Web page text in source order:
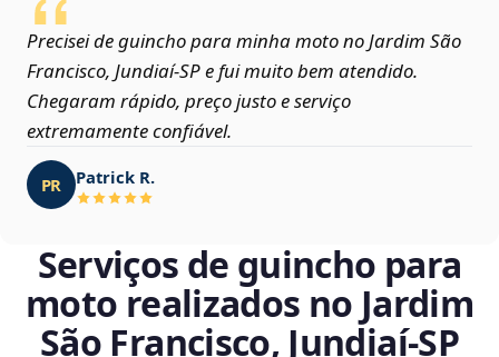
Precisei de guincho para minha moto no Jardim São
Francisco, Jundiaí‑SP e fui muito bem atendido.
Chegaram rápido, preço justo e serviço
extremamente confiável.
PR Patrick R.
Serviços de guincho para
moto realizados no Jardim
São Francisco, Jundiaí‑SP